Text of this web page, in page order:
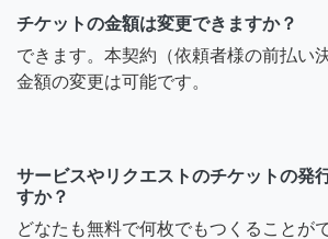
チケットの金額は変更できますか？
できます。本契約（依頼者様の前払い
金額の変更は可能です。
サービスやリクエストのチケットの発
すか？
どなたも無料で何枚でもつくることが